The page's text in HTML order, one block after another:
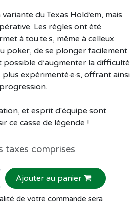
du Texas Hold’em, mais
Les règles ont été
à tou·te·s, même à celleux
poker, de se plonger facilement
possible d’augmenter la difficulté
expérimenté·e·s, offrant ainsi
et esprit d'équipe sont
ce casse de légende !
taxes comprises
Ajouter au panier
de votre commande sera